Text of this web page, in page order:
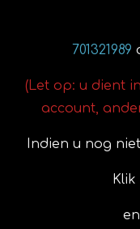
701321989
(Let op: u dient
account,
Indien u nog